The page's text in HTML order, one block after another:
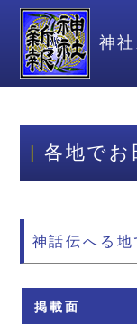
神
各地で
神話伝へる
掲載面